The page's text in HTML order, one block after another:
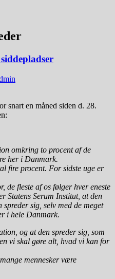
snart en måned siden d. 28.
omkring to procent af de
her i Danmark.
fire procent. For sidste uge er
de fleste af os følger hver eneste
Statens Serum Institut, at den
sig, selv med de meget
i hele Danmark.
og at den spreder sig, som
vi skal gøre alt, hvad vi kan for
mennesker være